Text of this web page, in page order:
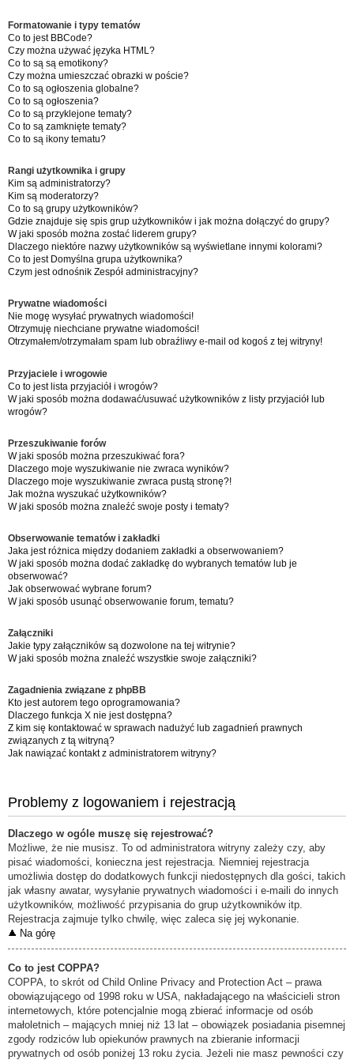
Formatowanie i typy tematów
Co to jest BBCode?
Czy można używać języka HTML?
Co to są są emotikony?
Czy można umieszczać obrazki w poście?
Co to są ogłoszenia globalne?
Co to są ogłoszenia?
Co to są przyklejone tematy?
Co to są zamknięte tematy?
Co to są ikony tematu?
Rangi użytkownika i grupy
Kim są administratorzy?
Kim są moderatorzy?
Co to są grupy użytkowników?
Gdzie znajduje się spis grup użytkowników i jak można dołączyć do grupy?
W jaki sposób można zostać liderem grupy?
Dlaczego niektóre nazwy użytkowników są wyświetlane innymi kolorami?
Co to jest Domyślna grupa użytkownika?
Czym jest odnośnik Zespół administracyjny?
Prywatne wiadomości
Nie mogę wysyłać prywatnych wiadomości!
Otrzymuję niechciane prywatne wiadomości!
Otrzymałem/otrzymałam spam lub obraźliwy e-mail od kogoś z tej witryny!
Przyjaciele i wrogowie
Co to jest lista przyjaciół i wrogów?
W jaki sposób można dodawać/usuwać użytkowników z listy przyjaciół lub
wrogów?
Przeszukiwanie forów
W jaki sposób można przeszukiwać fora?
Dlaczego moje wyszukiwanie nie zwraca wyników?
Dlaczego moje wyszukiwanie zwraca pustą stronę?!
Jak można wyszukać użytkowników?
W jaki sposób można znaleźć swoje posty i tematy?
Obserwowanie tematów i zakładki
Jaka jest różnica między dodaniem zakładki a obserwowaniem?
W jaki sposób można dodać zakładkę do wybranych tematów lub je
obserwować?
Jak obserwować wybrane forum?
W jaki sposób usunąć obserwowanie forum, tematu?
Załączniki
Jakie typy załączników są dozwolone na tej witrynie?
W jaki sposób można znaleźć wszystkie swoje załączniki?
Zagadnienia związane z phpBB
Kto jest autorem tego oprogramowania?
Dlaczego funkcja X nie jest dostępna?
Z kim się kontaktować w sprawach nadużyć lub zagadnień prawnych
związanych z tą witryną?
Jak nawiązać kontakt z administratorem witryny?
Problemy z logowaniem i rejestracją
Dlaczego w ogóle muszę się rejestrować?
Możliwe, że nie musisz. To od administratora witryny zależy czy, aby
pisać wiadomości, konieczna jest rejestracja. Niemniej rejestracja
umożliwia dostęp do dodatkowych funkcji niedostępnych dla gości, takich
jak własny awatar, wysyłanie prywatnych wiadomości i e-maili do innych
użytkowników, możliwość przypisania do grup użytkowników itp.
Rejestracja zajmuje tylko chwilę, więc zaleca się jej wykonanie.
Na górę
Co to jest COPPA?
COPPA, to skrót od Child Online Privacy and Protection Act – prawa
obowiązującego od 1998 roku w USA, nakładającego na właścicieli stron
internetowych, które potencjalnie mogą zbierać informacje od osób
małoletnich – mających mniej niż 13 lat – obowiązek posiadania pisemnej
zgody rodziców lub opiekunów prawnych na zbieranie informacji
prywatnych od osób poniżej 13 roku życia. Jeżeli nie masz pewności czy